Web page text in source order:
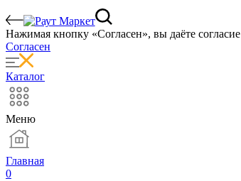
Нажимая кнопку «Согласен», вы даёте
Согласен
Каталог
Меню
Главная
0